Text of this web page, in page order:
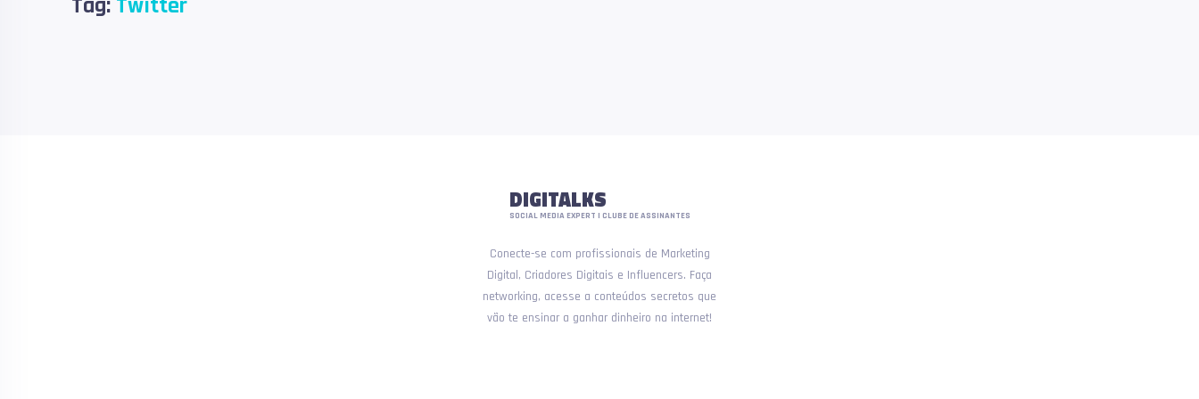
DIGITALKS
SOCIAL MEDIA EXPERT | CLUBE DE ASSINANTES
Conecte-se com profissionais de Marketing
Digital, Criadores Digitais e Influencers. Faça
networking, acesse a conteúdos secretos que
vão te ensinar a ganhar dinheiro na internet!